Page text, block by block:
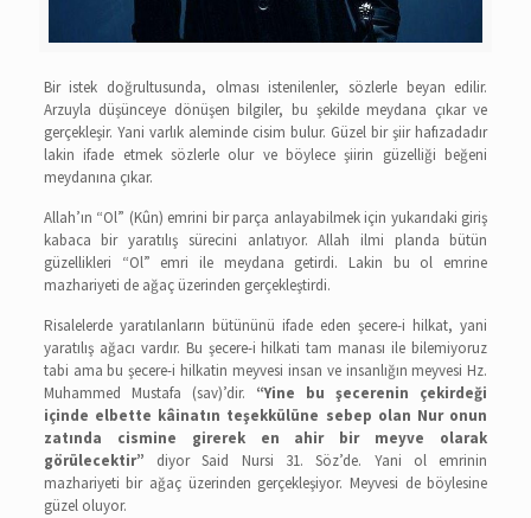
Bir istek doğrultusunda, olması istenilenler, sözlerle beyan edilir.
Arzuyla düşünceye dönüşen bilgiler, bu şekilde meydana çıkar ve
gerçekleşir. Yani varlık aleminde cisim bulur. Güzel bir şiir hafızadadır
lakin ifade etmek sözlerle olur ve böylece şiirin güzelliği beğeni
meydanına çıkar.
Allah’ın “Ol” (Kûn) emrini bir parça anlayabilmek için yukarıdaki giriş
kabaca bir yaratılış sürecini anlatıyor. Allah ilmi planda bütün
güzellikleri “Ol” emri ile meydana getirdi. Lakin bu ol emrine
mazhariyeti de ağaç üzerinden gerçekleştirdi.
Risalelerde yaratılanların bütününü ifade eden şecere-i hilkat, yani
yaratılış ağacı vardır. Bu şecere-i hilkati tam manası ile bilemiyoruz
tabi ama bu şecere-i hilkatin meyvesi insan ve insanlığın meyvesi Hz.
Muhammed Mustafa (sav)’dir. “Yine bu şecerenin çekirdeği
içinde elbette kâinatın teşekkülüne sebep olan Nur onun
zatında cismine girerek en ahir bir meyve olarak
görülecektir” diyor Said Nursi 31. Söz’de. Yani ol emrinin
mazhariyeti bir ağaç üzerinden gerçekleşiyor. Meyvesi de böylesine
güzel oluyor.